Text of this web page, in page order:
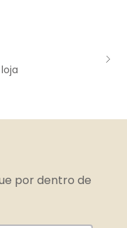
por dentro de